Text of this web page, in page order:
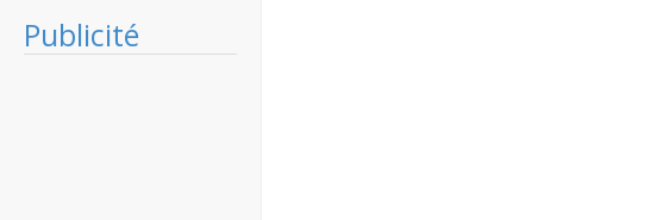
Publicité